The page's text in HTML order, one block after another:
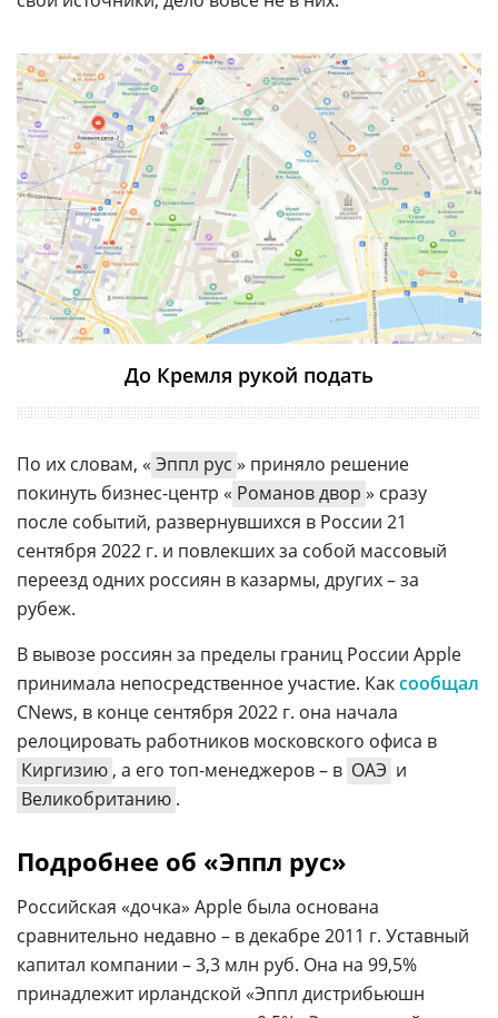
До Кремля рукой подать
По их словам, « Эппл рус » приняло решение
покинуть бизнес-центр « Романов двор » сразу
после событий, развернувшихся в России 21
сентября 2022 г. и повлекших за собой массовый
переезд одних россиян в казармы, других – за
рубеж.
В вывозе россиян за пределы границ России Apple
принимала непосредственное участие. Каксообщал
CNews, в конце сентября 2022 г. она начала
релоцировать работников московского офиса в
Киргизию , а его топ-менеджеров – в ОАЭ и
Великобританию .
Подробнее об «Эппл рус»
Российская «дочка» Apple была основана
сравнительно недавно – в декабре 2011 г. Уставный
капитал компании – 3,3 млн руб. Она на 99,5%
принадлежит ирландской «Эппл дистрибьюшн